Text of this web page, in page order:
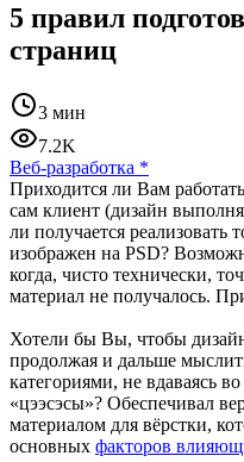
5 правил
страниц
3 мин
7.2K
Веб-разработка *
Приходится ли Вам
сам клиент (дизайн
ли получается реализовать
изображен на PSD?
когда, чисто технически,
материал не получалось.
Хотели бы Вы, чтобы
продолжая и дальше
категориями, не вдаваясь
«цээсэсы»? Обеспечивал
материалом для вёрстки,
основных факторов